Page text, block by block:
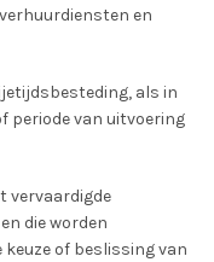
en
als in
periode van uitvoering
vervaardigde
die worden
keuze of beslissing van